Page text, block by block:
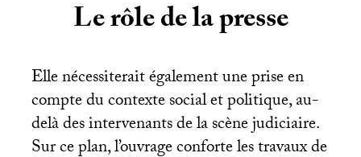
Le rôle de la presse
Elle nécessiterait également une prise en
compte du contexte social et politique, au-
delà des intervenants de la scène judiciaire.
Sur ce plan, l’ouvrage conforte les travaux de